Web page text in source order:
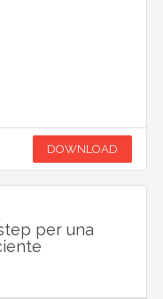
DOWNLOAD
per una